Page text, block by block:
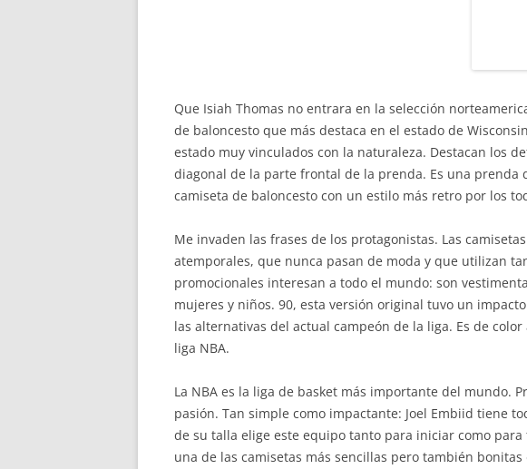
Que Isiah Thomas no entrara en la selección
de baloncesto que más destaca en el estado de
estado muy vinculados con la naturaleza. Destacan los
diagonal de la parte frontal de la prenda. Es una
camiseta de baloncesto con un estilo más retro por los
Me invaden las frases de los protagonistas. Las
atemporales, que nunca pasan de moda y que utilizan
promocionales interesan a todo el mundo: son
mujeres y niños. 90, esta versión original tuvo un
las alternativas del actual campeón de la liga. Es de
liga NBA.
La NBA es la liga de basket más importante del mundo.
pasión. Tan simple como impactante: Joel Embiid tiene
de su talla elige este equipo tanto para iniciar como
una de las camisetas más sencillas pero también